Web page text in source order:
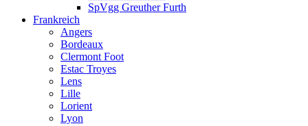
SpVgg Greuther Furth
Frankreich
Angers
Bordeaux
Clermont Foot
Estac Troyes
Lens
Lille
Lorient
Lyon